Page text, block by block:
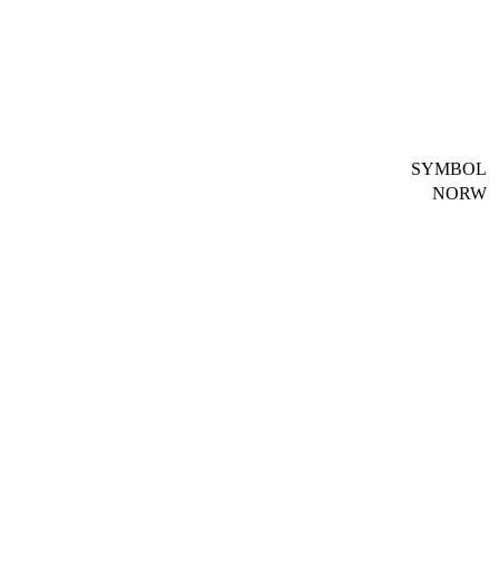
SYMBOL
NORW